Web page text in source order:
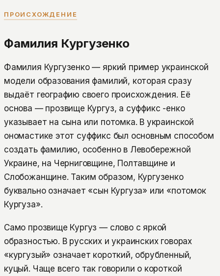
ПРОИСХОЖДЕНИЕ
Фамилия Кургузенко
Фамилия Кургузенко — яркий пример украинской
модели образования фамилий, которая сразу
выдаёт географию своего происхождения. Её
основа — прозвище Кургуз, а суффикс -енко
указывает на сына или потомка. В украинской
ономастике этот суффикс был основным способом
создать фамилию, особенно в Левобережной
Украине, на Черниговщине, Полтавщине и
Слобожанщине. Таким образом, Кургузенко
буквально означает «сын Кургуза» или «потомок
Кургуза».
Само прозвище Кургуз — слово с яркой
образностью. В русских и украинских говорах
«кургузый» означает короткий, обрубленный,
куцый. Чаще всего так говорили о короткой